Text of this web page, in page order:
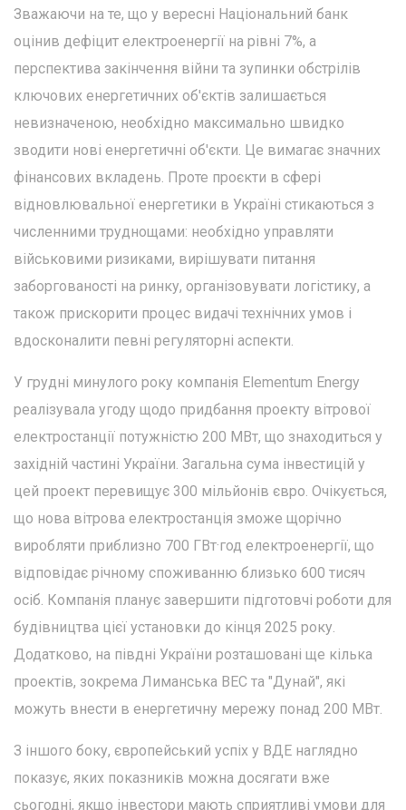
Зважаючи на те, що у вересні Національний банк
оцінив дефіцит електроенергії на рівні 7%, а
перспектива закінчення війни та зупинки обстрілів
ключових енергетичних об'єктів залишається
невизначеною, необхідно максимально швидко
зводити нові енергетичні об'єкти. Це вимагає значних
фінансових вкладень. Проте проєкти в сфері
відновлювальної енергетики в Україні стикаються з
численними труднощами: необхідно управляти
військовими ризиками, вирішувати питання
заборгованості на ринку, організовувати логістику, а
також прискорити процес видачі технічних умов і
вдосконалити певні регуляторні аспекти.
У грудні минулого року компанія Elementum Energy
реалізувала угоду щодо придбання проекту вітрової
електростанції потужністю 200 МВт, що знаходиться у
західній частині України. Загальна сума інвестицій у
цей проект перевищує 300 мільйонів євро. Очікується,
що нова вітрова електростанція зможе щорічно
виробляти приблизно 700 ГВт·год електроенергії, що
відповідає річному споживанню близько 600 тисяч
осіб. Компанія планує завершити підготовчі роботи для
будівництва цієї установки до кінця 2025 року.
Додатково, на півдні України розташовані ще кілька
проектів, зокрема Лиманська ВЕС та "Дунай", які
можуть внести в енергетичну мережу понад 200 МВт.
З іншого боку, європейський успіх у ВДЕ наглядно
показує, яких показників можна досягати вже
сьогодні, якщо інвестори мають сприятливі умови для